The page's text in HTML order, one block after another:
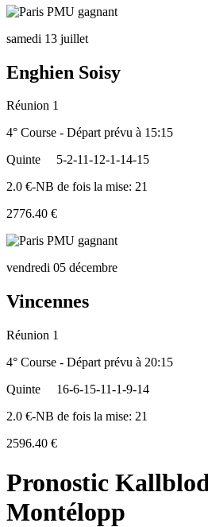
samedi 13 juillet
Enghien Soisy
Réunion 1
4° Course - Départ prévu à 15:15
Quinte
5-2-11-12-1-14-15
2.0 €-NB de fois la mise: 21
2776.40 €
vendredi 05 décembre
Vincennes
Réunion 1
4° Course - Départ prévu à 20:15
Quinte
16-6-15-11-1-9-14
2.0 €-NB de fois la mise: 21
2596.40 €
Pronostic
Montélopp